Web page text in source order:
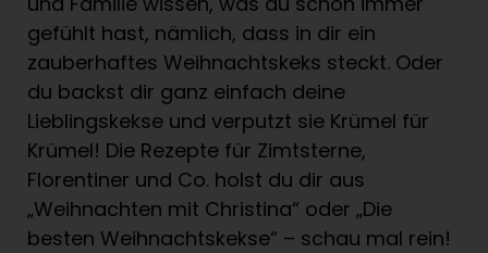
gefühlt hast, nämlich, dass in dir ein
zauberhaftes Weihnachtskeks steckt. Oder
du backst dir ganz einfach deine
Lieblingskekse und verputzt sie Krümel für
Krümel! Die Rezepte für Zimtsterne,
Florentiner und Co. holst du dir aus
„Weihnachten mit Christina“ oder „Die
besten Weihnachtskekse“ – schau mal rein!